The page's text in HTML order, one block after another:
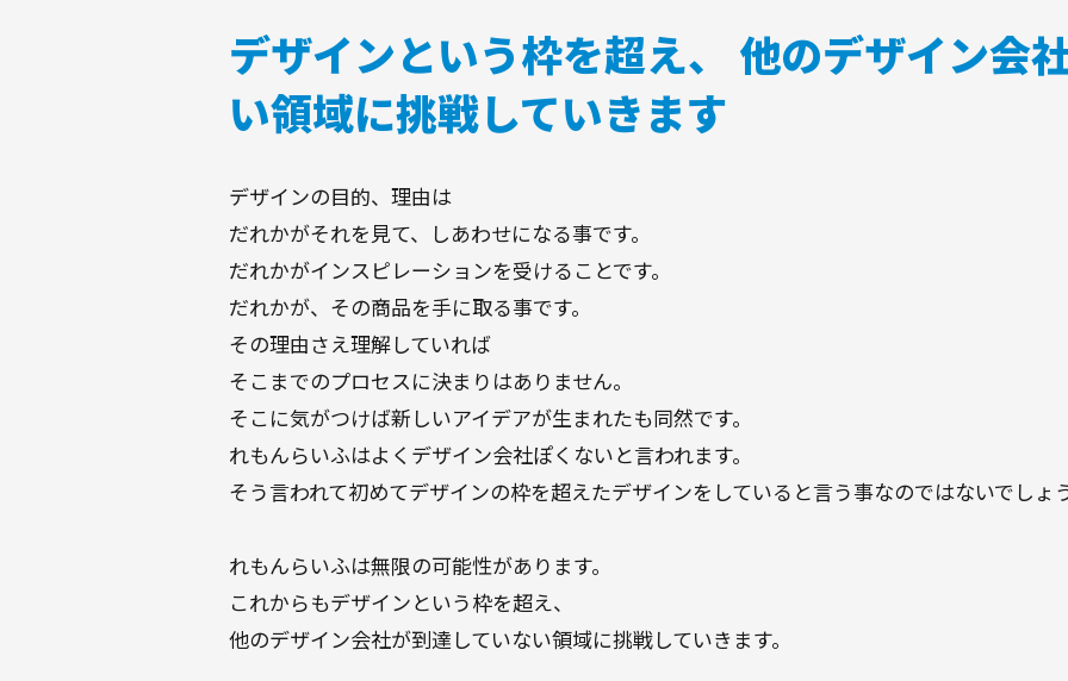
デザインという枠を超え、 他のデザイン会
い領域に挑戦していきます
デザインの目的、理由は
だれかがそれを見て、しあわせになる事です。
だれかがインスピレーションを受けることです。
だれかが、その商品を手に取る事です。
その理由さえ理解していれば
そこまでのプロセスに決まりはありません。
そこに気がつけば新しいアイデアが生まれたも同然です。
れもんらいふはよくデザイン会社ぽくないと言われます。
そう言われて初めてデザインの枠を超えたデザインをしていると言う事なのではないでしょ
れもんらいふは無限の可能性があります。
これからもデザインという枠を超え、
他のデザイン会社が到達していない領域に挑戦していきます。